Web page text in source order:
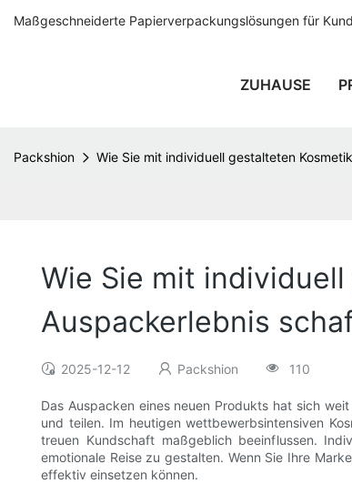
Maßgeschneiderte Papierverpackungslösungen für
ZUHAUSE
Packshion Wie Sie mit individuell gestalteten
Wie Sie mit
Auspackerlebnis
2025-12-12 Packshion 110
Das Auspacken eines neuen Produkts hat sich
und teilen. Im heutigen wettbewerbsintensiven
treuen Kundschaft maßgeblich beeinflussen.
emotionale Reise zu gestalten. Wenn Sie Ihre
effektiv einsetzen können.